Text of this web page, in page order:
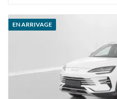
EN ARRIVAGE